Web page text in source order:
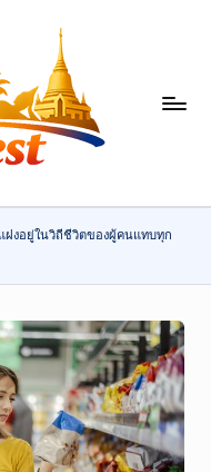
ฝงอยู่ในวิถีชีวิตของผู้คนแทบทุก